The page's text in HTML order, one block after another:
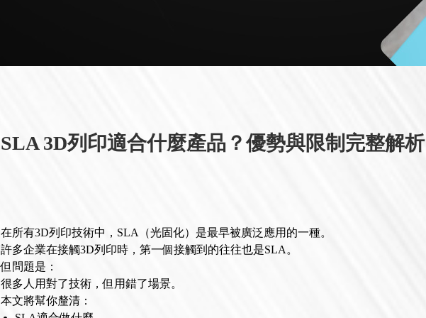
SLA 3D列印適合什麼產品？優勢與限制完整解析
在所有3D列印技術中，SLA（光固化）是最早被廣泛應用的一種。
許多企業在接觸3D列印時，第一個接觸到的往往也是SLA。
但問題是：
很多人用對了技術，但用錯了場景。
本文將幫你釐清：